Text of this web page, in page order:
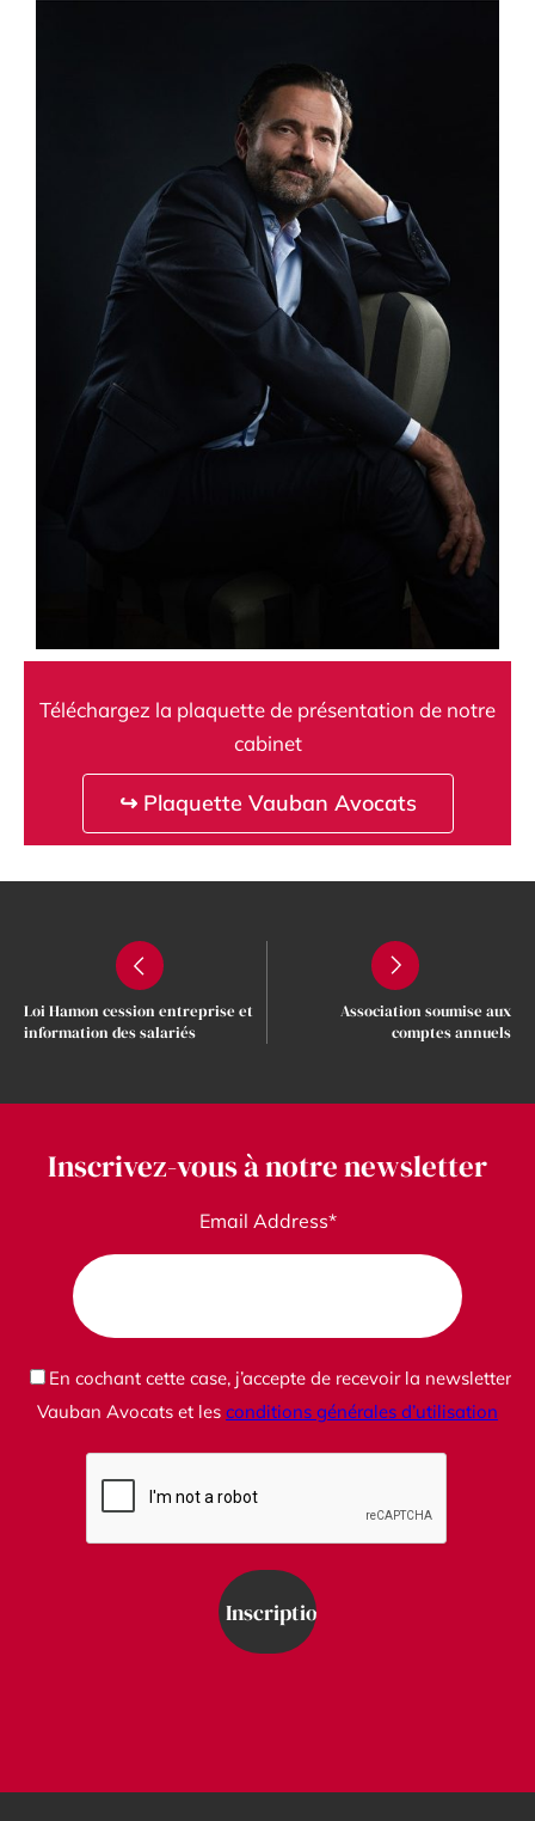
Téléchargez la plaquette de présentation de notre
cabinet
↪ Plaquette Vauban Avocats
Loi Hamon cession entreprise et
information des salariés
Association soumise aux
comptes annuels
Inscrivez-vous à notre newsletter
Email Address*
En cochant cette case, j’accepte de recevoir la newsletter
Vauban Avocats et les conditions générales d’utilisation